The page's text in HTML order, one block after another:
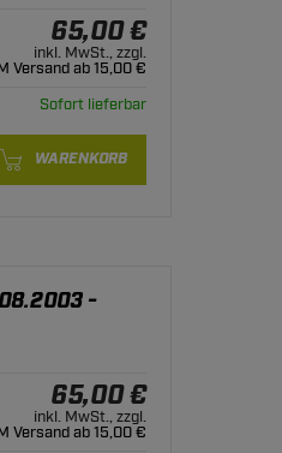
65,00 €
inkl. MwSt., zzgl.
Versand ab 15,00 €
Sofort lieferbar
WARENKORB
-
65,00 €
inkl. MwSt., zzgl.
Versand ab 15,00 €